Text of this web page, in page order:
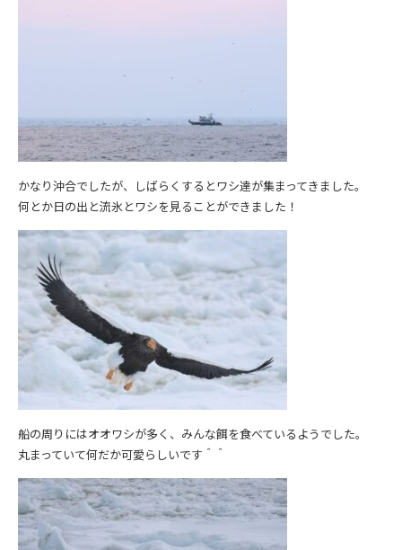
かなり沖合でしたが、しばらくするとワシ達が集まってきました。
何とか日の出と流氷とワシを見ることができました！
船の周りにはオオワシが多く、みんな餌を食べているようでした。
丸まっていて何だか可愛らしいです＾＾